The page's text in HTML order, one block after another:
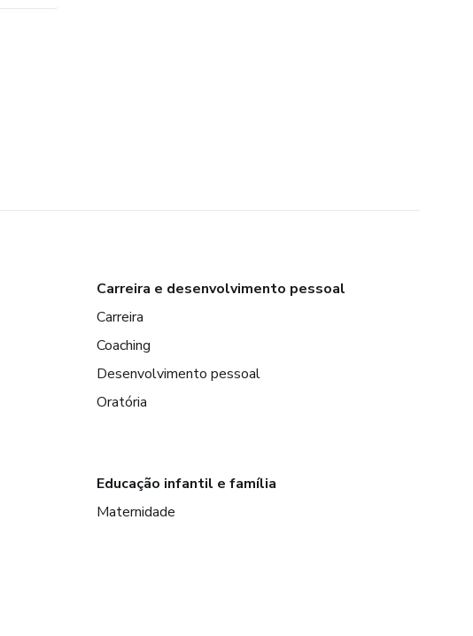
Carreira e desenvolvimento pessoal
Carreira
Coaching
Desenvolvimento pessoal
Oratória
Educação infantil e família
Maternidade